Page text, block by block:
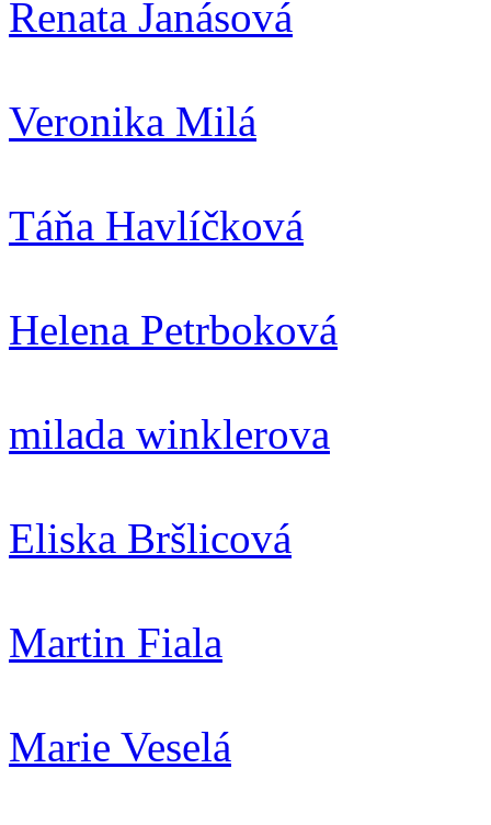
Renata Janásová
Veronika Milá
Táňa Havlíčková
Helena Petrboková
milada winklerova
Eliska Bršlicová
Martin Fiala
Marie Veselá